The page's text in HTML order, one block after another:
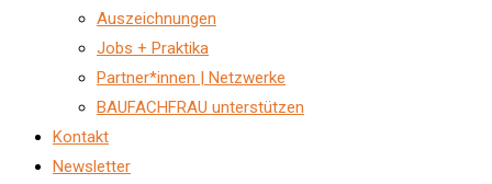
Auszeichnungen
Jobs + Praktika
Partner*innen | Netzwerke
BAUFACHFRAU unterstützen
Kontakt
Newsletter